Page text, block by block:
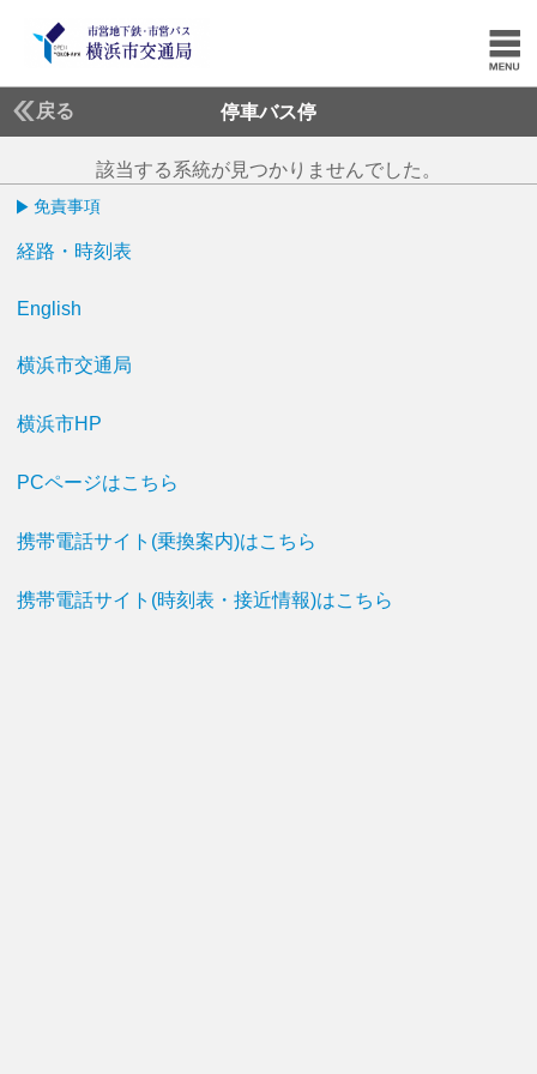
戻る 停車バス停
該当する系統が見つかりませんでした。
免責事項
経路・時刻表
English
横浜市交通局
横浜市HP
PCページはこちら
携帯電話サイト(乗換案内)はこちら
携帯電話サイト(時刻表・接近情報)はこちら